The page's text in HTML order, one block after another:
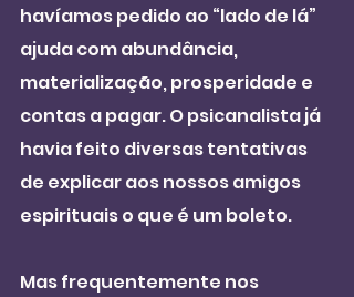
havíamos pedido ao “lado de lá”
ajuda com abundância,
materialização, prosperidade e
contas a pagar. O psicanalista já
havia feito diversas tentativas
de explicar aos nossos amigos
espirituais o que é um boleto.
Mas frequentemente nos